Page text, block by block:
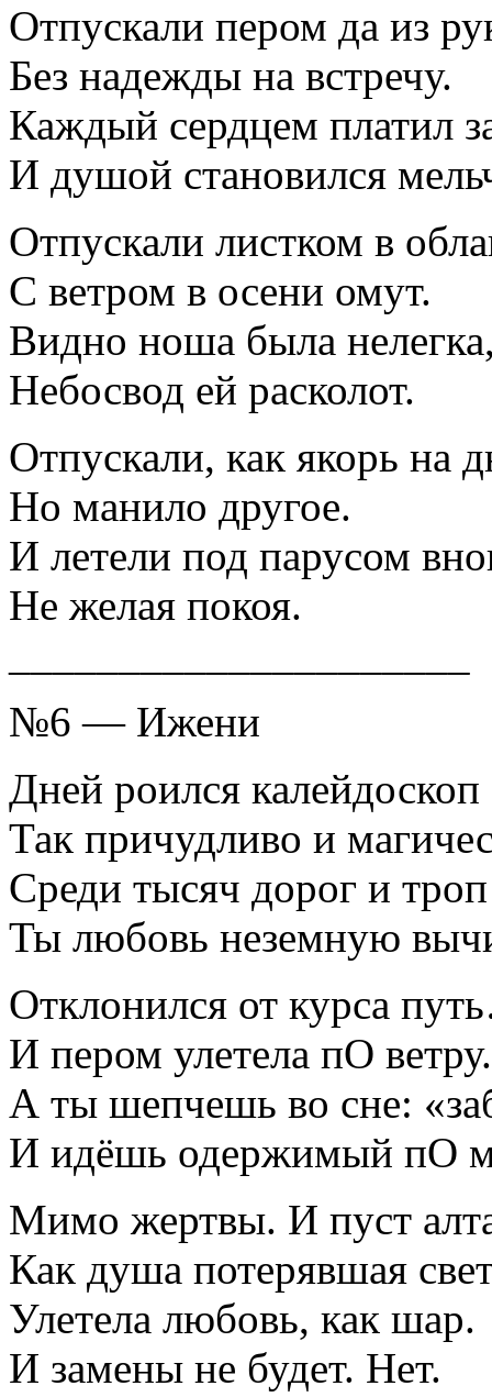
Отпускали пером да из
Без надежды на встречу.
Каждый сердцем платил
И душой становился
Отпускали листком в
С ветром в осени омут.
Видно ноша была
Небосвод ей расколот.
Отпускали, как якорь на
Но манило другое.
И летели под парусом
Не желая покоя.
№6 — Ижени
Дней роился калейдоскоп
Так причудливо и
Среди тысяч дорог и троп
Ты любовь неземную
Отклонился от курса
И пером улетела пО ветру.
А ты шепчешь во сне:
И идёшь одержимый пО
Мимо жертвы. И пуст
Как душа потерявшая
Улетела любовь, как шар.
И замены не будет. Нет.